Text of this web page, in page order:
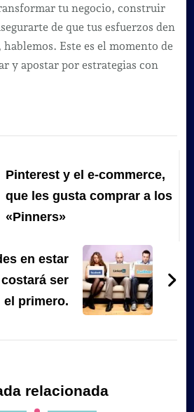
tu negocio, construir
de que tus esfuerzos den
Este es el momento de
y apostar por estrategias con
Pinterest y el e-commerce,
que les gusta comprar a los
«Pinners»
en estar
ser
el primero.
relacionada